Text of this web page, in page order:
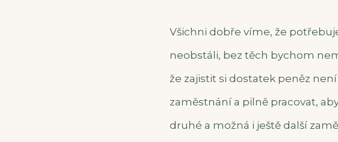
Všichni dobře víme, že
neobstáli, bez těch bychom
že zajistit si dostatek peněz
zaměstnání a pilně pracovat,
druhé a možná i ještě další